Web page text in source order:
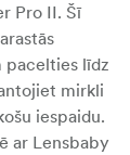
Pro II. Šī
pacelties līdz
mirkli
iespaidu.
ar Lensbaby